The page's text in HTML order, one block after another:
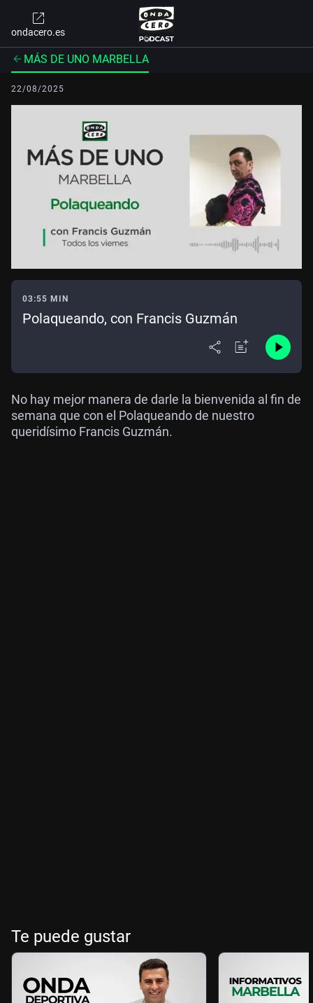
ondacero.es
MÁS DE UNO MARBELLA
22/08/2025
03:55 MIN
Polaqueando, con Francis Guzmán
No hay mejor manera de darle la bienvenida al fin de
semana que con el Polaqueando de nuestro
queridísimo Francis Guzmán.
Te puede gustar